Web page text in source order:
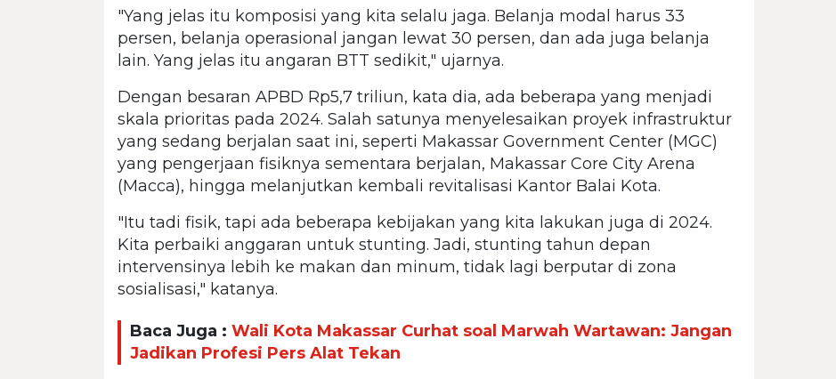
"Yang jelas itu komposisi yang kita selalu jaga. Belanja modal harus 33
persen, belanja operasional jangan lewat 30 persen, dan ada juga belanja
lain. Yang jelas itu angaran BTT sedikit," ujarnya.
Dengan besaran APBD Rp5,7 triliun, kata dia, ada beberapa yang menjadi
skala prioritas pada 2024. Salah satunya menyelesaikan proyek infrastruktur
yang sedang berjalan saat ini, seperti Makassar Government Center (MGC)
yang pengerjaan fisiknya sementara berjalan, Makassar Core City Arena
(Macca), hingga melanjutkan kembali revitalisasi Kantor Balai Kota.
"Itu tadi fisik, tapi ada beberapa kebijakan yang kita lakukan juga di 2024.
Kita perbaiki anggaran untuk stunting. Jadi, stunting tahun depan
intervensinya lebih ke makan dan minum, tidak lagi berputar di zona
sosialisasi," katanya.
Baca Juga : Wali Kota Makassar Curhat soal Marwah Wartawan: Jangan
Jadikan Profesi Pers Alat Tekan